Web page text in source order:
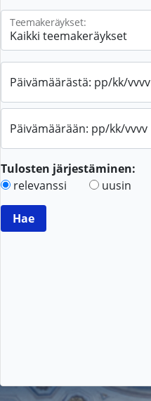
Teemakeräykset:
Päivämäärästä: pp/kk/vvvv
Päivämäärään: pp/kk/vvvv
Tulosten järjestäminen:
relevanssi
uusin